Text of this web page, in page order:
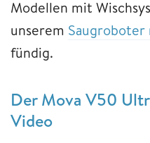
Modellen mit
unserem Saugroboter
fündig.
Der Mova V50
Video